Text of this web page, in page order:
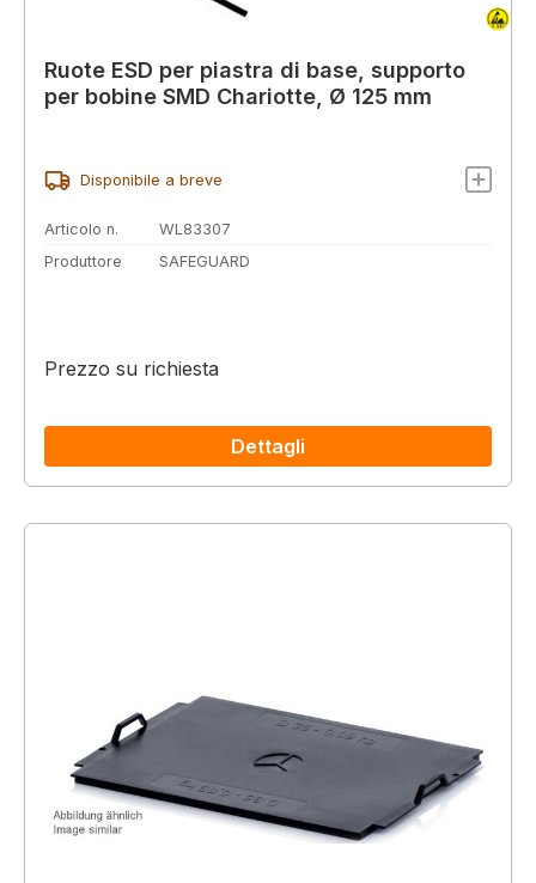
Ruote ESD per piastra di base, supporto
per bobine SMD Chariotte, Ø 125 mm
Disponibile a breve
Articolo n.
WL83307
Produttore
SAFEGUARD
Prezzo su richiesta
Dettagli